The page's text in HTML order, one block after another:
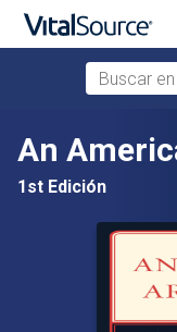
Saltar al contenido
Buscar en
An
1st Edición